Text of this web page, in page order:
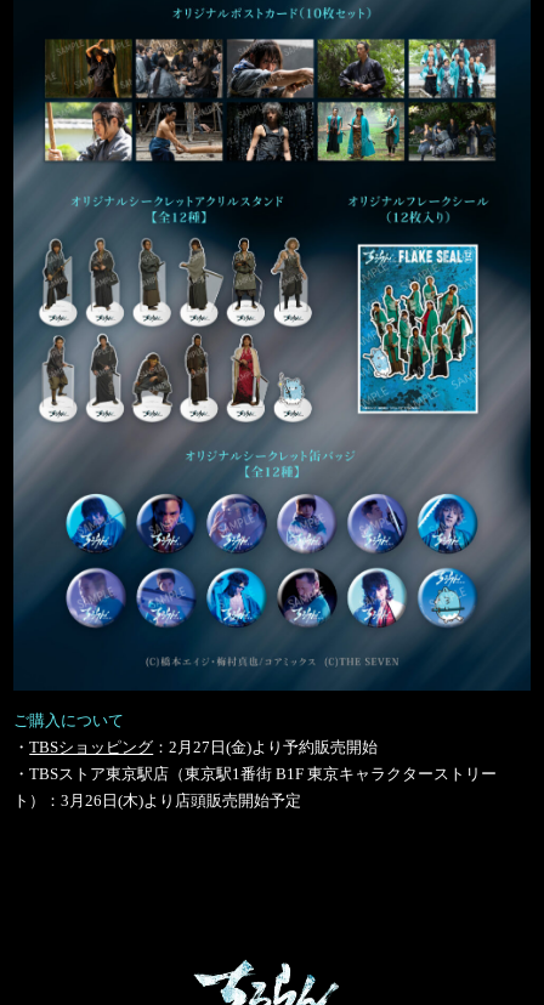
ご購入について
・TBSショッピング ：2月27日(金)より予約販売開始
・TBSストア東京駅店（東京駅1番街 B1F 東京キャラクターストリー
ト）：3月26日(木)より店頭販売開始予定